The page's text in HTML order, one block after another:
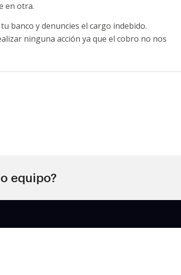
en otra.
banco y denuncies el cargo indebido.
ninguna acción ya que el cobro no nos
equipo?